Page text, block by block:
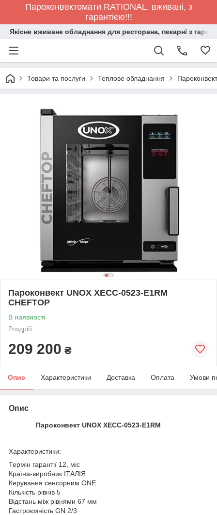
Пароконвектомати RATIONAL, вживані, з
гарантією!!!
Якісне вживане обладнання для ресторана, пекарні з
Товари та послуги Теплове обладнання
Пароконвект UNOX XECC-0523-E1RM
CHEFTOP
В наявності
Роздріб
209 200 ₴
Опис Характеристики Доставка Оплата Умови
Опис
Пароконвект UNOX XECC-0523-E1RM
Характеристики:
Термін гарантії 12, міс
Країна-виробник ІТАЛІЯ
Керування сенсорним ONE
Кількість рівнів 5
Відстань між рівнями 67 мм
Гастроємність GN 2/3